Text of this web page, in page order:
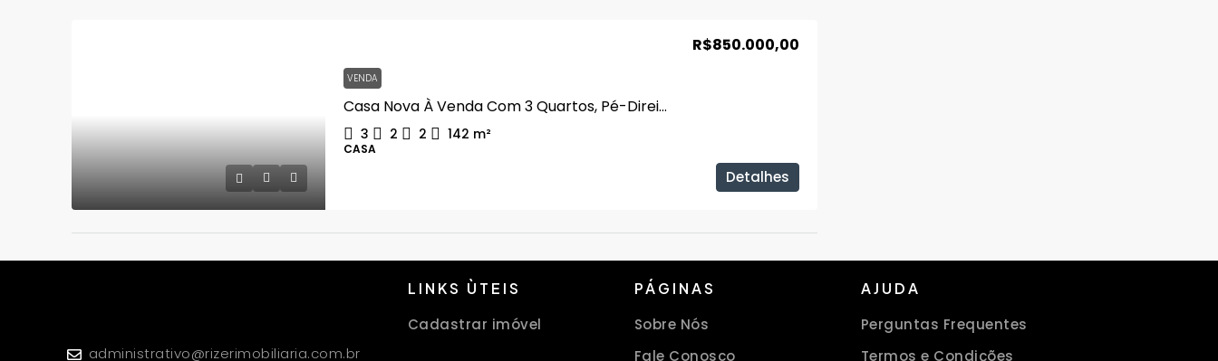
VENDA
Casa Nova À Venda Com 3 Quartos, Pé-Direito Duplo No Jardim Botânico
R$850.000,00
3 2 2 142 m²
CASA
Detalhes
administrativo@rizerimobiliaria.com.br
LINKS ÙTEIS
Cadastrar imóvel
PÁGINAS
Sobre Nós
Fale Conosco
AJUDA
Perguntas Frequentes
Termos e Condições